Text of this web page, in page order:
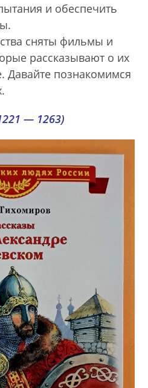
и обеспечить
сняты фильмы и
рассказывают о их
Давайте познакомимся
— 1263)